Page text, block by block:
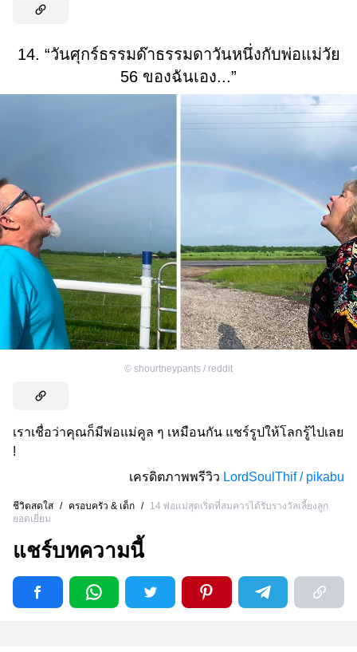
14. “วันศุกร์ธรรมด๊าธรรมดาวันหนึ่งกับพ่อแม่วัย
56 ของฉันเอง...”
© shourtneypants / reddit
เราเชื่อว่าคุณก็มีพ่อแม่คูล ๆ เหมือนกัน แชร์รูปให้โลกรู้ไปเลย
!
เครดิตภาพพรีวิว LordSoulThif / pikabu
ชีวิตสดใส / ครอบครัว & เด็ก /
14 พ่อแม่สุดเริ่ดที่สมควรได้รับรางวัลเลี้ยงลูก
ยอดเยี่ยม
แชร์บทความนี้